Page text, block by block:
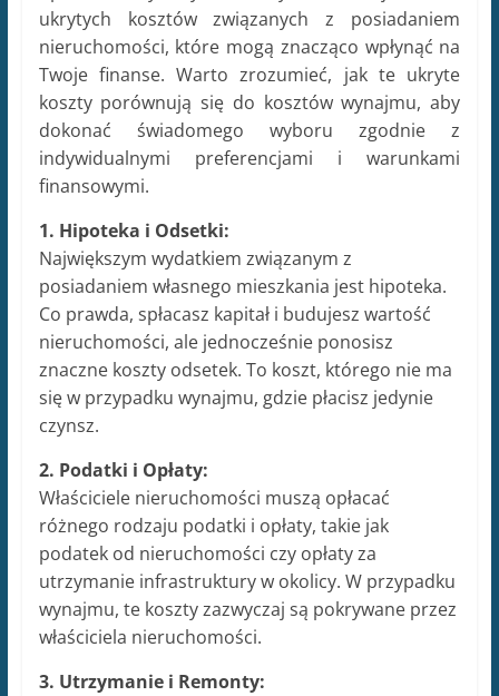
ukrytych kosztów związanych z posiadaniem
nieruchomości, które mogą znacząco wpłynąć na
Twoje finanse. Warto zrozumieć, jak te ukryte
koszty porównują się do kosztów wynajmu, aby
dokonać świadomego wyboru zgodnie z
indywidualnymi preferencjami i warunkami
finansowymi.
1. Hipoteka i Odsetki:
Największym wydatkiem związanym z
posiadaniem własnego mieszkania jest hipoteka.
Co prawda, spłacasz kapitał i budujesz wartość
nieruchomości, ale jednocześnie ponosisz
znaczne koszty odsetek. To koszt, którego nie ma
się w przypadku wynajmu, gdzie płacisz jedynie
czynsz.
2. Podatki i Opłaty:
Właściciele nieruchomości muszą opłacać
różnego rodzaju podatki i opłaty, takie jak
podatek od nieruchomości czy opłaty za
utrzymanie infrastruktury w okolicy. W przypadku
wynajmu, te koszty zazwyczaj są pokrywane przez
właściciela nieruchomości.
3. Utrzymanie i Remonty: